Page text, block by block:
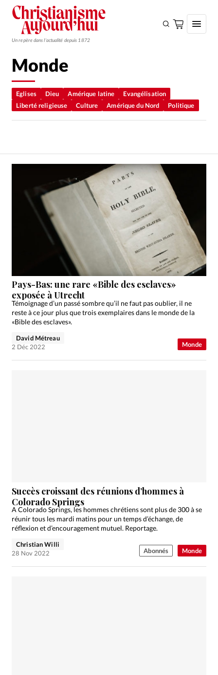
Un repère dans l'actualité depuis 1872
Monde
Eglises
Se connecter
Édition: Française
Devise:CHF
Tous les articles
Actualité chrétienne
Actualité internationale
Chronique
Culture
Dossier
Eglises
Opinions
Publireportage
Relations Aujourd'hui
Société
Tour du monde des Eglises
Vécu
Vie Intérieure
Monde
Eglises Dieu Amérique latine
Evangélisation
Liberté religieuse
Culture Amérique du Nord Politique
Monde
Pays-Bas: une rare «Bible des esclaves»
exposée à Utrecht
Témoignage d’un passé sombre qu’il ne faut pas oublier, il ne
reste à ce jour plus que trois exemplaires dans le monde de la
«Bible des esclaves».
David Métreau
2 Déc 2022
Monde
Succès croissant des réunions d’hommes à
Colorado Springs
A Colorado Springs, les hommes chrétiens sont plus de 300 à se
réunir tous les mardi matins pour un temps d’échange, de
réflexion et d’encouragement mutuel. Reportage.
Christian Willi
28 Nov 2022
Abonnés